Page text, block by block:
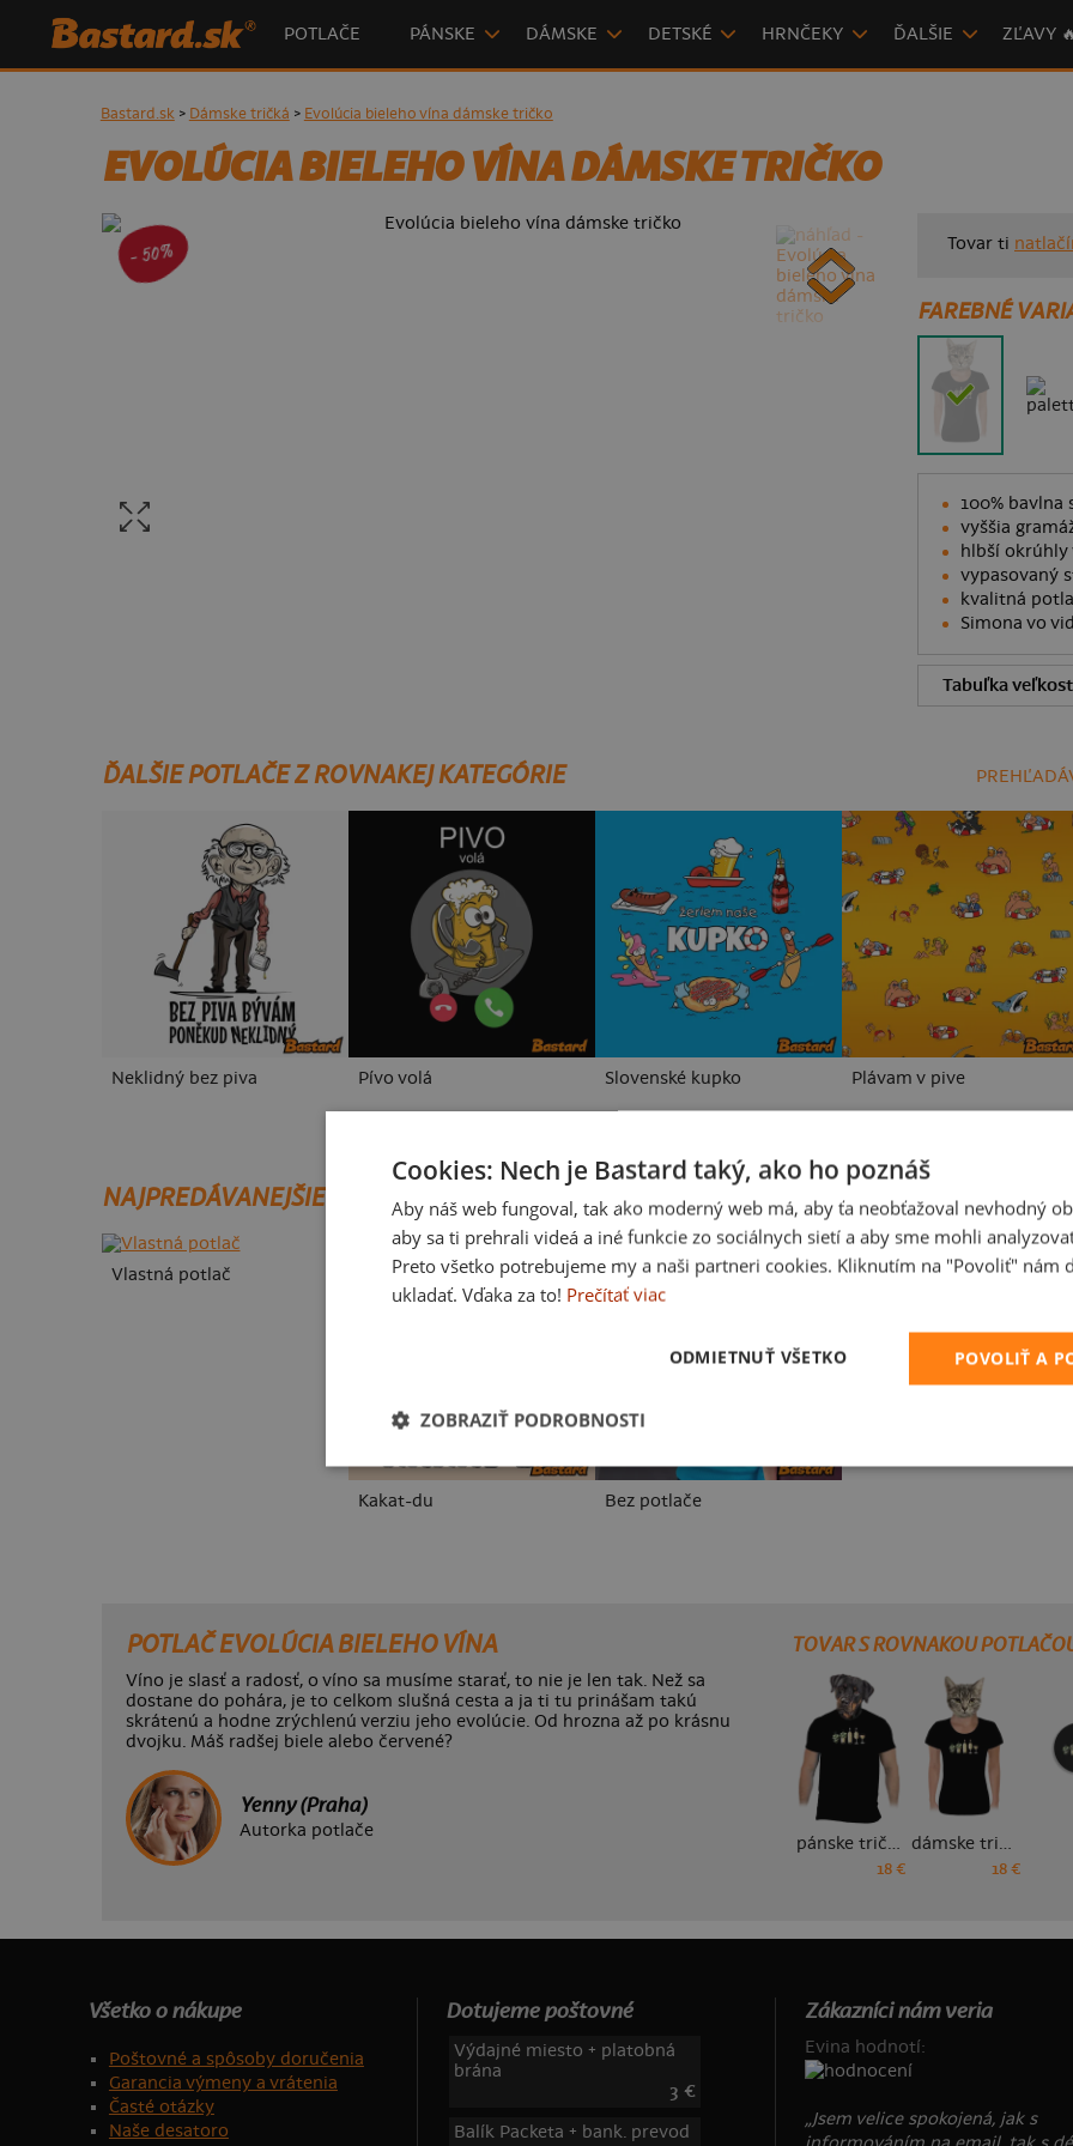
POTLAČE PÁNSKE DÁMSKE DETSKÉ HRNČEKY ĎALŠIE ZĽAVY
Bastard.sk> Dámske tričká > Evolúcia bieleho vína dámske tričko
EVOLÚCIA BIELEHO VÍNA DÁMSKE TRIČKO
- 50% Tovar ti
FAREBNÉ
100%
vyššia
hlbší
vypasovaný
kvalitná
Simona vo
Tabuľka
ĎALŠIE POTLAČE Z ROVNAKEJ KATEGÓRIE
Neklidný bez piva Pívo volá Slovenské kupko Plávam v pive
NAJPREDÁVANEJŠIE POTLAČE
Vlastná potlač
Kakat-du Bez potlače
Karikatúra z vlastnej fotky
POTLAČ EVOLÚCIA BIELEHO VÍNA
Víno je slasť a radosť, o víno sa musíme starať, to nie je len tak. Než sa
dostane do pohára, je to celkom slušná cesta a ja ti tu prinášam takú
skrátenú a hodne zrýchlenú verziu jeho evolúcie. Od hrozna až po krásnu
dvojku. Máš radšej biele alebo červené?
Yenny (Praha)
Autorka potlače
TOVAR S ROVNAKOU
pánske tričko
18 €
dámske tričko
18 €
Všetko o nákupe
Poštovné a spôsoby doručenia
Garancia výmeny a vrátenia
Časté otázky
Naše desatoro
Dotujeme poštovné
Výdajné miesto + platobná
brána
3 €
Balík Packeta + bank. prevod
Zákazníci nám veria
Evina hodnotí:
„Jsem velice spokojená, jak s
Cookies: Nech je Bastard taký, ako ho poznáš
Aby náš web fungoval, tak ako moderný web má, aby ťa neobťažoval nevhodný
aby sa ti prehrali videá a iné funkcie zo sociálnych sietí a aby sme mohli
Preto všetko potrebujeme my a naši partneri cookies. Kliknutím na "Povoliť" nám
ukladať. Vďaka za to! Prečítať viac
POVOLIŤ A
ODMIETNUŤ VŠETKO
ZOBRAZIŤ PODROBNOSTI